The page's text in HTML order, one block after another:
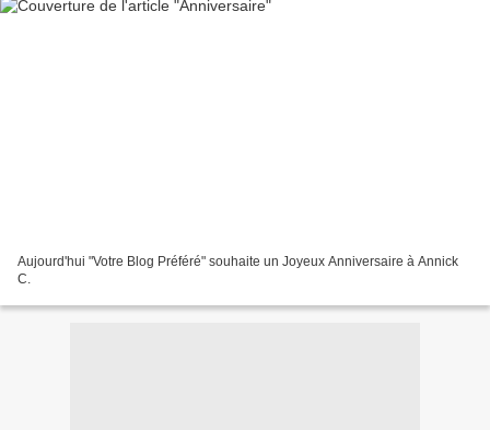
Aujourd'hui "Votre Blog Préféré" souhaite un Joyeux Anniversaire à Annick
C.